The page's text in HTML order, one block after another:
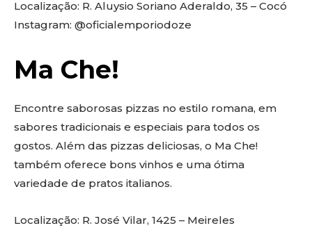
Localização: R. Aluysio Soriano Aderaldo, 35 – Cocó
Instagram: @oficialemporiodoze
Ma Che!
Encontre saborosas pizzas no estilo romana, em
sabores tradicionais e especiais para todos os
gostos. Além das pizzas deliciosas, o Ma Che!
também oferece bons vinhos e uma ótima
variedade de pratos italianos.
Localização: R. José Vilar, 1425 – Meireles